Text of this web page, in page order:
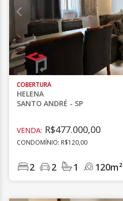
COBERTURA
HELENA
SANTO ANDRÉ - SP
VENDA: R$477.000,00
CONDOMÍNIO: R$120,00
2 2 1 120m²